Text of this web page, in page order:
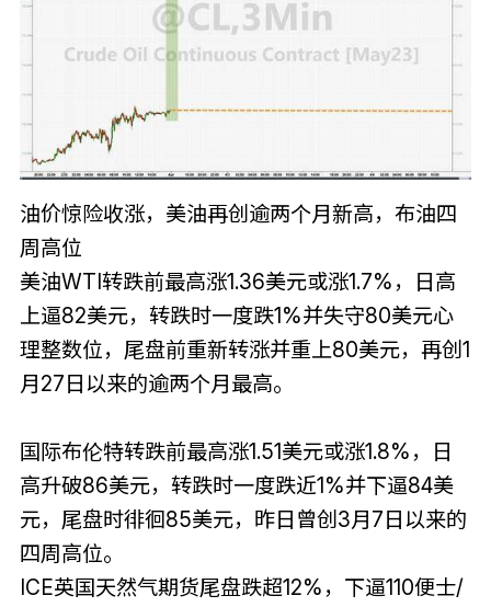
油价惊险收涨，美油再创逾两个月新高，布油四
周高位
美油WTI转跌前最高涨1.36美元或涨1.7%，日高
上逼82美元，转跌时一度跌1%并失守80美元心
理整数位，尾盘前重新转涨并重上80美元，再创1
月27日以来的逾两个月最高。
国际布伦特转跌前最高涨1.51美元或涨1.8%，日
高升破86美元，转跌时一度跌近1%并下逼84美
元，尾盘时徘徊85美元，昨日曾创3月7日以来的
四周高位。
ICE英国天然气期货尾盘跌超12%，下逼110便士/